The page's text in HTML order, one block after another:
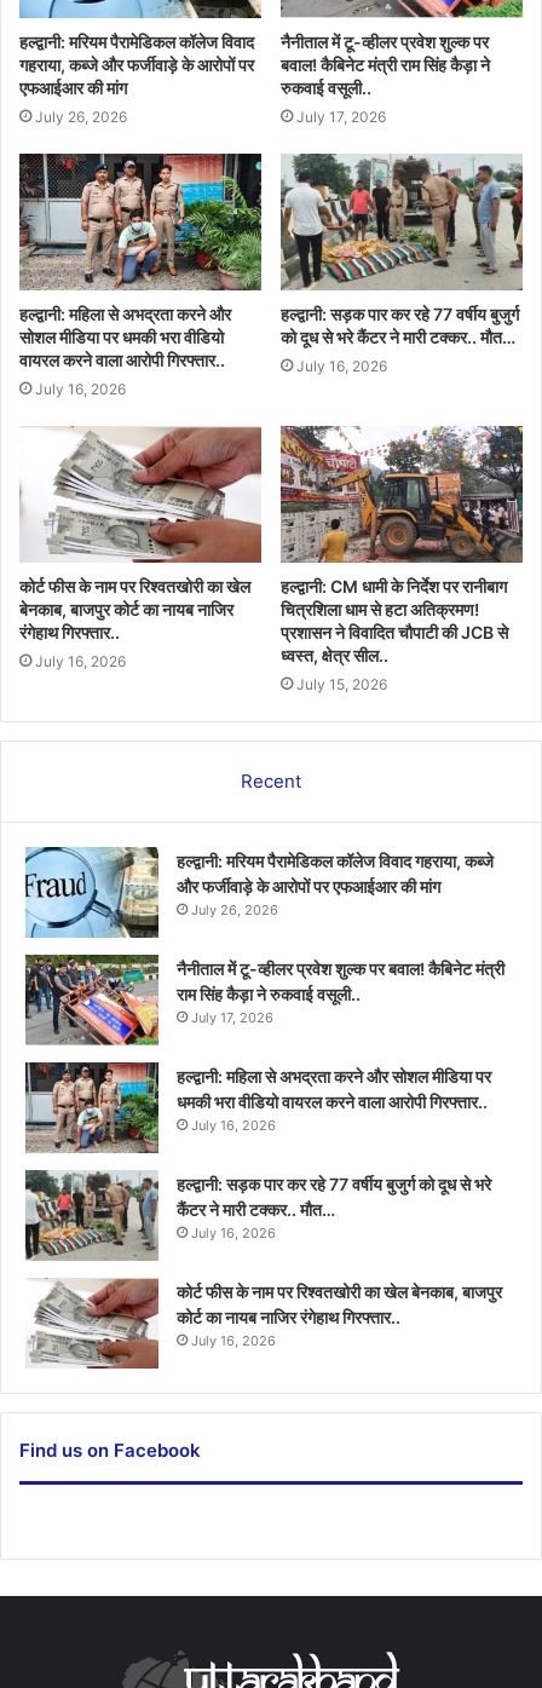
हल्द्वानी: मरियम पैरामेडिकल कॉलेज विवाद
गहराया, कब्जे और फर्जीवाड़े के आरोपों पर
एफआईआर की मांग
July 26, 2026
नैनीताल में टू-व्हीलर प्रवेश शुल्क पर
बवाल! कैबिनेट मंत्री राम सिंह कैड़ा ने
रुकवाई वसूली..
July 17, 2026
हल्द्वानी: महिला से अभद्रता करने और
सोशल मीडिया पर धमकी भरा वीडियो
वायरल करने वाला आरोपी गिरफ्तार..
July 16, 2026
हल्द्वानी: सड़क पार कर रहे 77 वर्षीय बुजुर्ग
को दूध से भरे कैंटर ने मारी टक्कर.. मौत…
July 16, 2026
कोर्ट फीस के नाम पर रिश्वतखोरी का खेल
बेनकाब, बाजपुर कोर्ट का नायब नाजिर
रंगेहाथ गिरफ्तार..
July 16, 2026
हल्द्वानी: CM धामी के निर्देश पर रानीबाग
चित्रशिला धाम से हटा अतिक्रमण!
प्रशासन ने विवादित चौपाटी की JCB से
ध्वस्त, क्षेत्र सील..
July 15, 2026
Recent
हल्द्वानी: मरियम पैरामेडिकल कॉलेज विवाद गहराया, कब्जे
और फर्जीवाड़े के आरोपों पर एफआईआर की मांग
July 26, 2026
नैनीताल में टू-व्हीलर प्रवेश शुल्क पर बवाल! कैबिनेट मंत्री
राम सिंह कैड़ा ने रुकवाई वसूली..
July 17, 2026
हल्द्वानी: महिला से अभद्रता करने और सोशल मीडिया पर
धमकी भरा वीडियो वायरल करने वाला आरोपी गिरफ्तार..
July 16, 2026
हल्द्वानी: सड़क पार कर रहे 77 वर्षीय बुजुर्ग को दूध से भरे
कैंटर ने मारी टक्कर.. मौत…
July 16, 2026
कोर्ट फीस के नाम पर रिश्वतखोरी का खेल बेनकाब, बाजपुर
कोर्ट का नायब नाजिर रंगेहाथ गिरफ्तार..
July 16, 2026
Find us on Facebook